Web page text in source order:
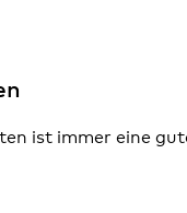
ist immer eine